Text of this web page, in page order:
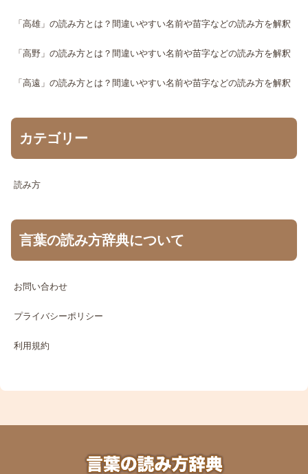
「高雄」の読み方とは？間違いやすい名前や苗字などの読み方を解釈
「高野」の読み方とは？間違いやすい名前や苗字などの読み方を解釈
「高遠」の読み方とは？間違いやすい名前や苗字などの読み方を解釈
カテゴリー
読み方
言葉の読み方辞典について
お問い合わせ
プライバシーポリシー
利用規約